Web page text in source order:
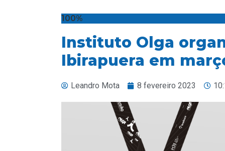
100%
Instituto Olga
Ibirapuera em
Leandro Mota 8 fevereiro 2023